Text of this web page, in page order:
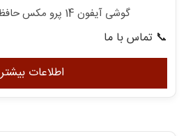
گوشی آیفون 14 پرو مکس حافظه 128 گیگابایت
📞 تماس با ما
اطلاعات بیشتر